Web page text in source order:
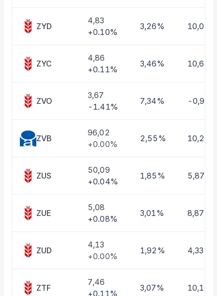
Fiyat Endeks Değişimi
ZYD
4,83
+0.10%
3,26% 10,01%
ZYC
4,86
+0.11%
3,46% 10,63%
ZVO
3,67
-1.41%
7,34% -0,97%
ZVB
96,02
+0.00%
2,55%
ZUS
50,09
+0.04%
1,85% 5,87%
ZUE
5,08
+0.08%
3,01% 8,87%
ZUD
4,13
+0.00%
1,92% 4,33%
ZTF
7,46
+0.11%
3,07% 10,16%